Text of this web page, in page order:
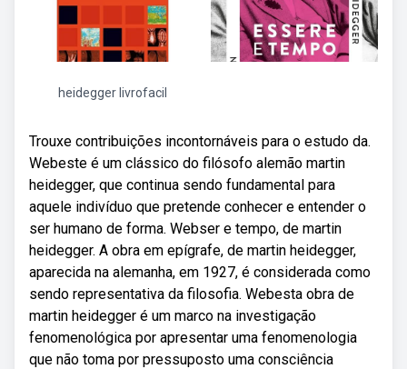
heidegger livrofacil
Trouxe contribuições incontornáveis para o estudo da.
Webeste é um clássico do filósofo alemão martin
heidegger, que continua sendo fundamental para
aquele indivíduo que pretende conhecer e entender o
ser humano de forma. Webser e tempo, de martin
heidegger. A obra em epígrafe, de martin heidegger,
aparecida na alemanha, em 1927, é considerada como
sendo representativa da filosofia. Webesta obra de
martin heidegger é um marco na investigação
fenomenológica por apresentar uma fenomenologia
que não toma por pressuposto uma consciência